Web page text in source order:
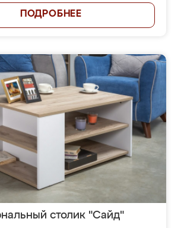
ПОДРОБНЕЕ
столик "Сайд"